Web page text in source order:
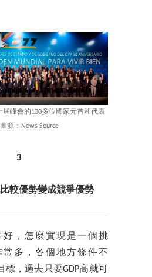
屆峰會的130多位國家元首和代表
源：News Source
3
較優勢變成競爭優勢
，怎麼實現是一個挑
多，各個地方條件不
標，過去只要GDP高就可